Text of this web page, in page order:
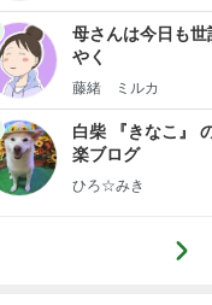
母さんは今日も世
やく
藤緒 ミルカ
白柴 『きなこ』
楽ブログ
ひろ☆みき